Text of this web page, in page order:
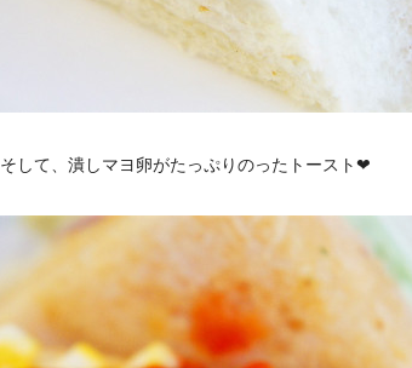
そして、潰しマヨ卵がたっぷりのったトースト❤